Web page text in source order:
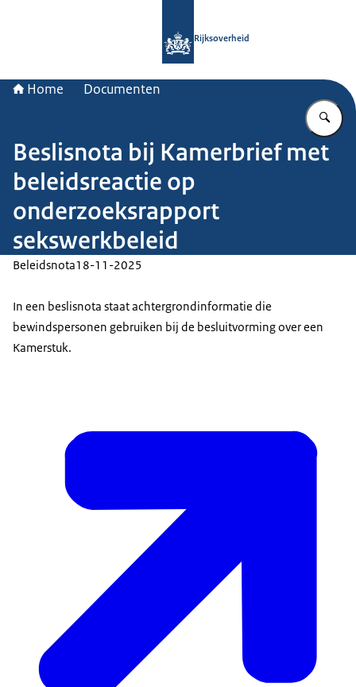
Rijksoverheid
Home Documenten
Beslisnota bij Kamerbrief met
beleidsreactie op
onderzoeksrapport
sekswerkbeleid
Beleidsnota18-11-2025
In een beslisnota staat achtergrondinformatie die
bewindspersonen gebruiken bij de besluitvorming over een
Kamerstuk.